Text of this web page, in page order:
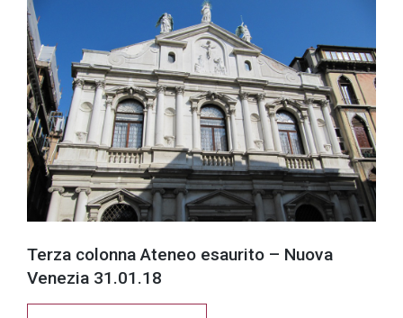
Terza colonna Ateneo esaurito – Nuova
Venezia 31.01.18